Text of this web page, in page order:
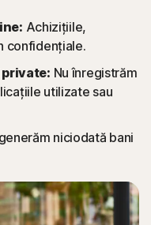
Achizițiile,
confidențiale.
Nu înregistrăm
utilizate sau
niciodată bani